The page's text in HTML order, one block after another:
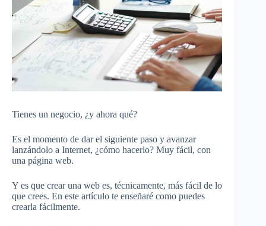
Tienes un negocio, ¿y ahora qué?
Es el momento de dar el siguiente paso y avanzar
lanzándolo a Internet, ¿cómo hacerlo? Muy fácil, con
una página web.
Y es que crear una web es, técnicamente, más fácil de lo
que crees. En este artículo te enseñaré como puedes
crearla fácilmente.